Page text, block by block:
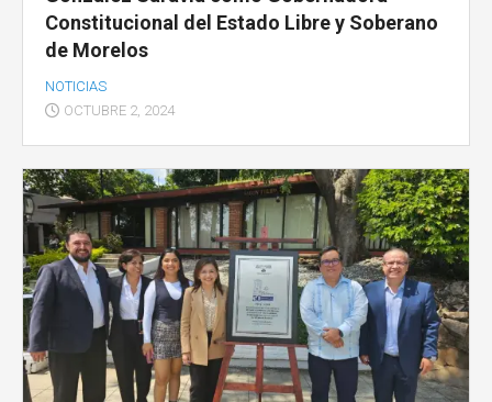
Constitucional del Estado Libre y Soberano
de Morelos
NOTICIAS
OCTUBRE 2, 2024